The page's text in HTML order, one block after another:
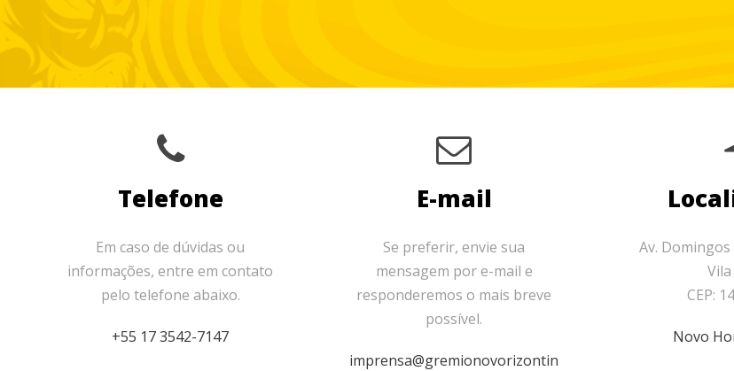
Telefone
Em caso de dúvidas ou
informações, entre em contato
pelo telefone abaixo.
+55 17 3542-7147
E-mail
Se preferir, envie sua
mensagem por e-mail e
responderemos o mais breve
possível.
imprensa@gremionovorizontin
Av.
CEP:
Novo